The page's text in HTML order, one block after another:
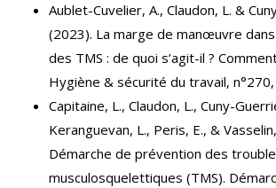
Aublet-Cuvelier, A., Claudon, L. &
(2023). La marge de manœuvre
des TMS : de quoi s’agit-il ?
Hygiène & sécurité du travail,
Capitaine, L., Claudon, L., Cuny-
Keranguevan, L., Peris, E., &
Démarche de prévention des
musculosquelettiques (TMS).